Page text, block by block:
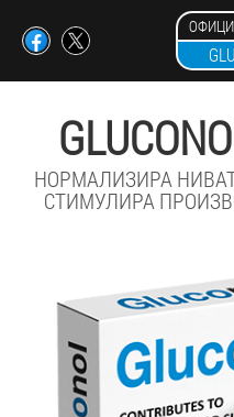
НОРМАЛИЗИРА
СТИМУЛИРА